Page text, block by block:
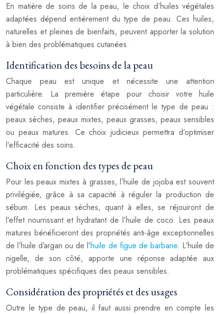
En matière de soins de la peau, le choix d’huiles végétales
adaptées dépend entièrement du type de peau. Ces huiles,
naturelles et pleines de bienfaits, peuvent apporter la solution
à bien des problématiques cutanées.
Identification des besoins de la peau
Chaque peau est unique et nécessite une attention
particulière. La première étape pour choisir votre huile
végétale consiste à identifier précisément le type de peau :
peaux sèches, peaux mixtes, peaux grasses, peaux sensibles
ou peaux matures. Ce choix judicieux permettra d’optimiser
l’efficacité des soins.
Choix en fonction des types de peau
Pour les peaux mixtes à grasses, l’huile de jojoba est souvent
privilégiée, grâce à sa capacité à réguler la production de
sébum. Les peaux sèches, quant à elles, se réjouiront de
l’effet nourrissant et hydratant de l’huile de coco. Les peaux
matures bénéficieront des propriétés anti-âge exceptionnelles
de l’huile d’argan ou de l’huile de figue de barbarie. L’huile de
nigelle, de son côté, apporte une réponse adaptée aux
problématiques spécifiques des peaux sensibles.
Considération des propriétés et des usages
Outre le type de peau, il faut aussi prendre en compte les